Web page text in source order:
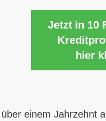
Jetzt in 10
hier
einem